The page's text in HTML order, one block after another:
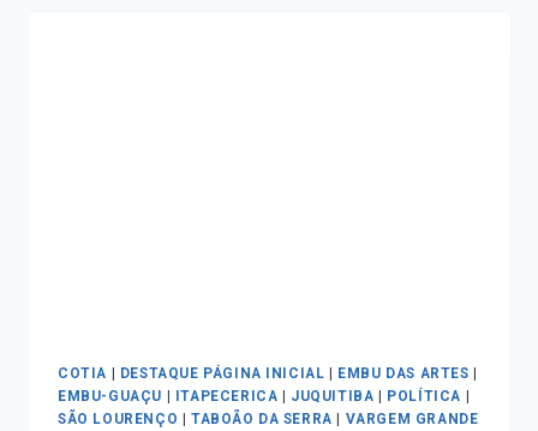
COTIA | DESTAQUE PÁGINA INICIAL | EMBU DAS ARTES |
EMBU-GUAÇU | ITAPECERICA | JUQUITIBA | POLÍTICA |
SÃO LOURENÇO | TABOÃO DA SERRA | VARGEM GRANDE